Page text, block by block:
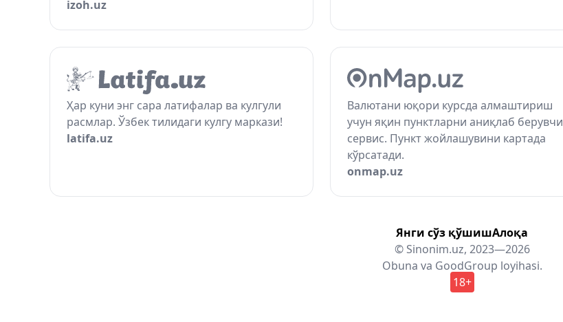
izoh.uz
Ҳар куни энг сара латифалар ва кулгули
расмлар. Ўзбек тилидаги кулгу маркази!
latifa.uz
Валютани юқори курсда алмаштириш
учун яқин пунктларни аниқлаб берувчи
сервис. Пункт жойлашувини картада
кўрсатади.
onmap.uz
Янги сўз қўшишАлоқа
© Sinonim.uz, 2023—2026
Obuna va GoodGroup loyihasi.
18+